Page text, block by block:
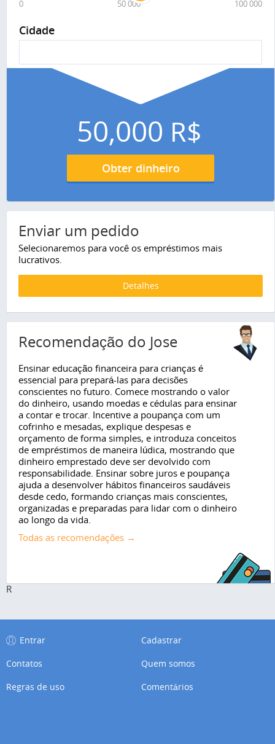
0 50 000 100 000
Cidade
50,000 R$
Obter dinheiro
Enviar um pedido
Selecionaremos para você os empréstimos mais
lucrativos.
Detalhes
Recomendação do Jose
Ensinar educação financeira para crianças é
essencial para prepará-las para decisões
conscientes no futuro. Comece mostrando o valor
do dinheiro, usando moedas e cédulas para ensinar
a contar e trocar. Incentive a poupança com um
cofrinho e mesadas, explique despesas e
orçamento de forma simples, e introduza conceitos
de empréstimos de maneira lúdica, mostrando que
dinheiro emprestado deve ser devolvido com
responsabilidade. Ensinar sobre juros e poupança
ajuda a desenvolver hábitos financeiros saudáveis
desde cedo, formando crianças mais conscientes,
organizadas e preparadas para lidar com o dinheiro
ao longo da vida.
Todas as recomendações →
R
Entrar
Cadastrar
Contatos
Quem somos
Regras de uso
Comentários